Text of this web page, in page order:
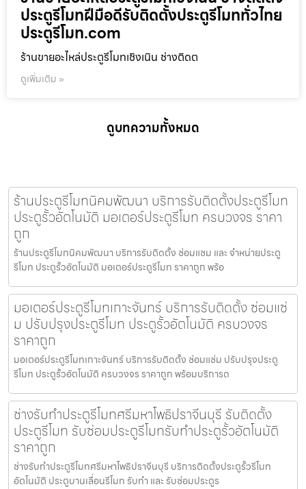
ประตูรีโมทฝีมือดีรับติดตั้งประตูรีโมททั่วไทย
ประตูรีโมท.com
ร้านขายอะไหล่ประตูรีโมทเชิงเนิน ช่างติดต
ดูเพิ่มเติม »
ดูบทความทั้งหมด
ร้านประตูรีโมทนิคมพัฒนา บริการรับติดตั้งประตูรีโมท
ประตูรั้วอัตโนมัติ มอเตอร์ประตูรีโมท ครบวงจร ราคา
ถูก
ร้านประตูรีโมทนิคมพัฒนา บริการรับติดตั้ง ซ่อมแซม และ จำหน่ายประตู
รีโมท ประตูรั้วอัตโนมัติ มอเตอร์ประตูรีโมท ราคาถูก พร้อ
มอเตอร์ประตูรีโมทเกาะจันทร์ บริการรับติดตั้ง ซ่อมแซ่
ม ปรับปรุงประตูรีโมท ประตูรั้วอัตโนมัติ ครบวงจร
ราคาถูก
มอเตอร์ประตูรีโมทเกาะจันทร์ บริการรับติดตั้ง ซ่อมแซ่ม ปรับปรุงประตู
รีโมท ประตูรั้วอัตโนมัติ ครบวงจร ราคาถูก พร้อมบริการด
ช่างรับทำประตูรีโมทศรีมหาโพธิปราจีนบุรี รับติดตั้ง
ประตูรีโมท รับซ่อมประตูรีโมทรับทำประตูรั้วอัตโนมัติ
ราคาถูก
ช่างรับทำประตูรีโมทศรีมหาโพธิปราจีนบุรี บริการติดตั้งประตูรั้วรีโมท
อัตโนมัติ ประตูบานเลื่อนรีโมท รับทำ และ รับซ่อมประตูร